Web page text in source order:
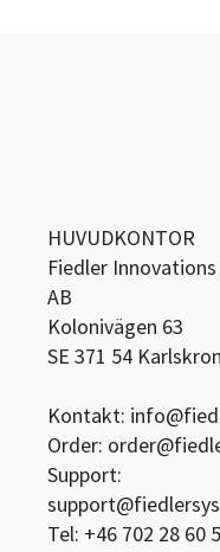
HUVUDKONTOR
Fiedler
AB
Kolonivägen 63
SE 371 54
Kontakt:
Order:
Support:
Tel: +46 702 28 60